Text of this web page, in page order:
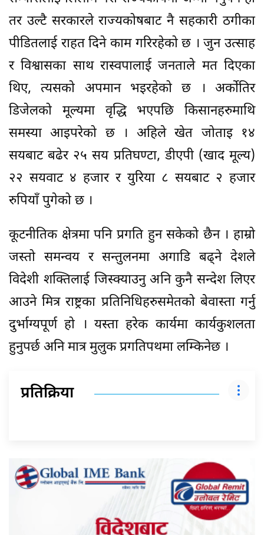
तर उल्टै सरकारले राज्यकोषबाट नै सहकारी ठगीका
पीडितलाई राहत दिने काम गरिरहेको छ । जुन उत्साह
र विश्वासका साथ रास्वपालाई जनताले मत दिएका
थिए, त्यसको अपमान भइरहेको छ । अर्कोतिर
डिजेलको मूल्यमा वृद्धि भएपछि किसानहरुमाथि
समस्या आइपरेको छ । अहिले खेत जोताइ १४
सयबाट बढेर २५ सय प्रतिघण्टा, डीएपी (खाद मूल्य)
२२ सयवाट ४ हजार र युरिया ८ सयबाट २ हजार
रुपियाँ पुगेको छ ।
कूटनीतिक क्षेत्रमा पनि प्रगति हुन सकेको छैन । हाम्रो
जस्तो समन्वय र सन्तुलनमा अगाडि बढ्ने देशले
विदेशी शक्तिलाई जिस्क्याउनु अनि कुनै सन्देश लिएर
आउने मित्र राष्ट्रका प्रतिनिधिहरुसमेतको बेवास्ता गर्नु
दुर्भाग्यपूर्ण हो । यस्ता हरेक कार्यमा कार्यकुशलता
हुनुपर्छ अनि मात्र मुलुक प्रगतिपथमा लम्किनेछ ।
प्रतिक्रिया